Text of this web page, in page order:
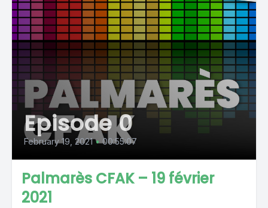
Episode 0
February 19, 2021 • 00:55:07
Palmarès CFAK – 19 février
2021